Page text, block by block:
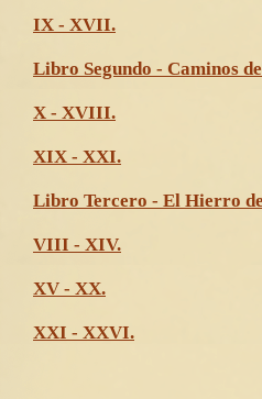
IX - XVII.
Libro Segundo - Caminos
X - XVIII.
XIX - XXI.
Libro Tercero - El Hierro
VIII - XIV.
XV - XX.
XXI - XXVI.